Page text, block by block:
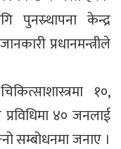
पुनस्र्थापना केन्द्र
प्रधानमन्त्रीले
१०,
प्रविधिमा ४० जनलाई
सम्बोधनमा जनाए ।